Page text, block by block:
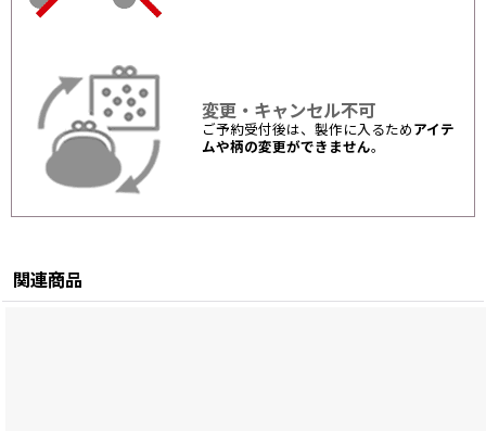
変更・キャンセル不可
ご予約受付後は、製作に入るため アイテ
ムや柄の変更ができません。
関連商品